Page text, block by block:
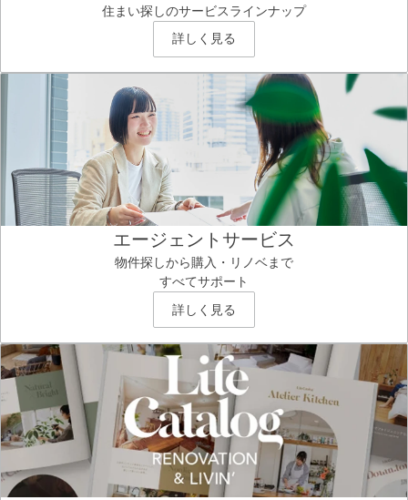
住まい探しのサービスラインナップ
詳しく見る
エージェントサービス
物件探しから購入・リノベまで
すべてサポート
詳しく見る